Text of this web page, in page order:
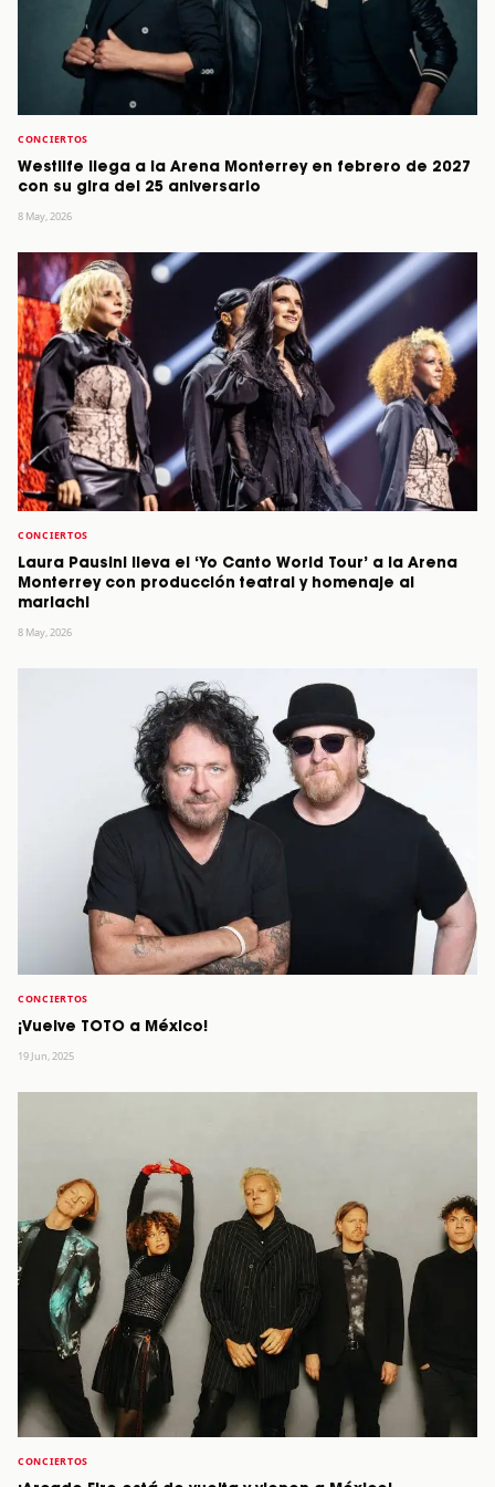
CONCIERTOS
Westlife llega a la Arena Monterrey en febrero de 2027
con su gira del 25 aniversario
8 May, 2026
CONCIERTOS
Laura Pausini lleva el ‘Yo Canto World Tour’ a la Arena
Monterrey con producción teatral y homenaje al
mariachi
8 May, 2026
CONCIERTOS
¡Vuelve TOTO a México!
19 Jun, 2025
CONCIERTOS